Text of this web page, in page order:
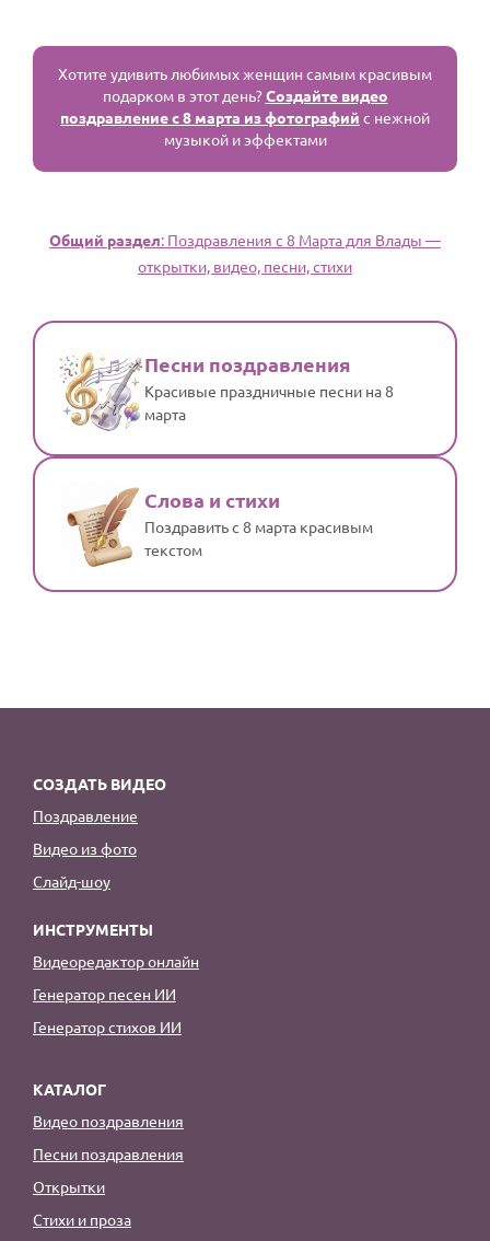
Детям
Все родственники
По именам
Хотите удивить любимых женщин самым красивым
подарком в этот день?Создайте видео
поздравление с 8 марта из фотографий с нежной
музыкой и эффектами
Общий раздел: Поздравления с 8 Марта для Влады —
открытки, видео, песни, стихи
Песни поздравления
Красивые праздничные песни на 8
марта
Слова и стихи
Поздравить с 8 марта красивым
текстом
СОЗДАТЬ ВИДЕО
Поздравление
Видео из фото
Слайд-шоу
ИНСТРУМЕНТЫ
Видеоредактор онлайн
Генератор песен ИИ
Генератор стихов ИИ
КАТАЛОГ
Видео поздравления
Песни поздравления
Открытки
Стихи и проза